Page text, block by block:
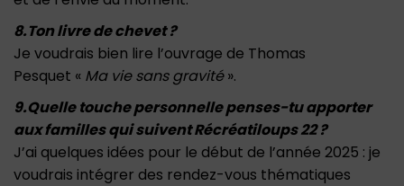
8.Ton livre de chevet ?
Je voudrais bien lire l’ouvrage de Thomas
Pesquet « Ma vie sans gravité».
9.Quelle touche personnelle penses-tu apporter
aux familles qui suivent Récréatiloups 22 ?
J’ai quelques idées pour le début de l’année 2025 : je
voudrais intégrer des rendez-vous thématiques